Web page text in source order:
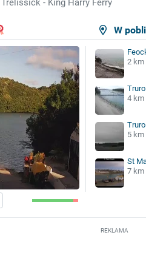
W
2 km
4 km
5 km
St
7 km
REKLAMA